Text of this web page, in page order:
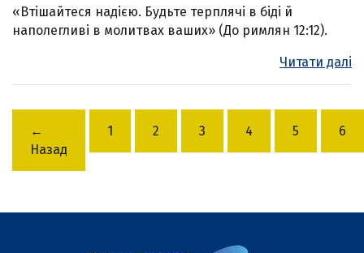
«Втішайтеся надією. Будьте терплячі в біді й
наполегливі в молитвах ваших» (До римлян 12:12).
Читати далі
←
Назад
1 2 3 4 5 6